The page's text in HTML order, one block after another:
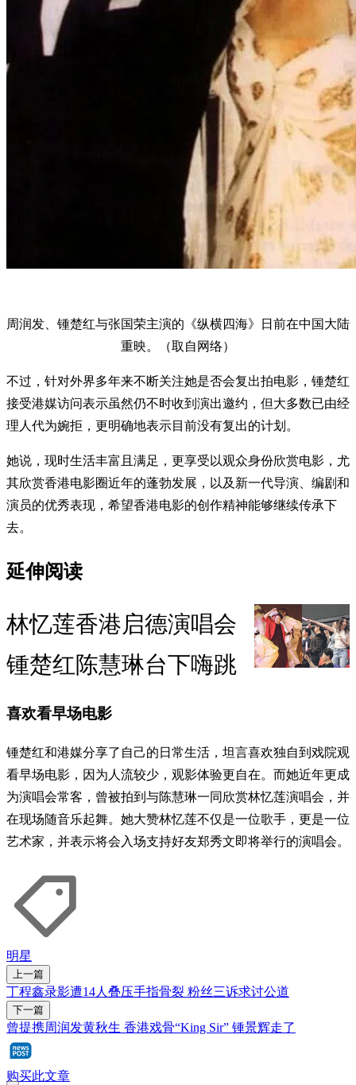
周润发、锺楚红与张国荣主演的《纵横四海》日前在中国大陆
重映。（取自网络）
不过，针对外界多年来不断关注她是否会复出拍电影，锺楚红
接受港媒访问表示虽然仍不时收到演出邀约，但大多数已由经
理人代为婉拒，更明确地表示目前没有复出的计划。
她说，现时生活丰富且满足，更享受以观众身份欣赏电影，尤
其欣赏香港电影圈近年的蓬勃发展，以及新一代导演、编剧和
演员的优秀表现，希望香港电影的创作精神能够继续传承下
去。
延伸阅读
林忆莲香港启德演唱会
锺楚红陈慧琳台下嗨跳
喜欢看早场电影
锺楚红和港媒分享了自己的日常生活，坦言喜欢独自到戏院观
看早场电影，因为人流较少，观影体验更自在。而她近年更成
为演唱会常客，曾被拍到与陈慧琳一同欣赏林忆莲演唱会，并
在现场随音乐起舞。她大赞林忆莲不仅是一位歌手，更是一位
艺术家，并表示将会入场支持好友郑秀文即将举行的演唱会。
明星
上一篇
丁程鑫录影遭14人叠压手指骨裂 粉丝三诉求讨公道
下一篇
曾提携周润发黄秋生 香港戏骨“King Sir” 锺景辉走了
购买此文章